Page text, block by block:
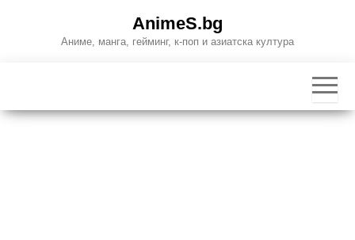
AnimeS.bg
Аниме, манга, гейминг, к-поп и азиатска култура